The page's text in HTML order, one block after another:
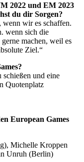
2022 und EM 2023
du dir Sorgen?
wir es schaffen.
wenn sich die
machen, weil es
Ziel.“
schießen und eine
Quotenplatz
European Games
Michelle Kroppen
Unruh (Berlin)